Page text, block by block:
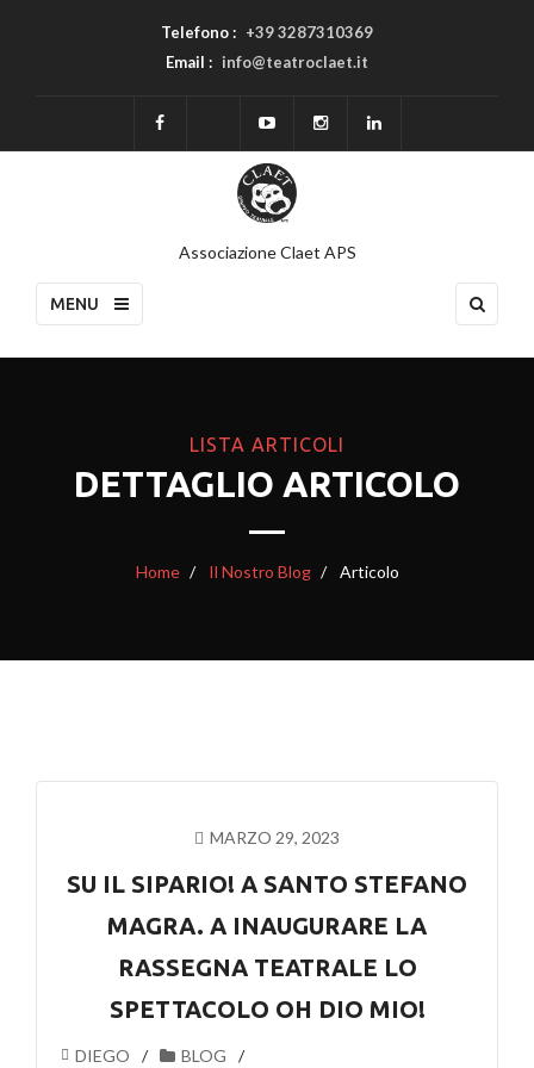
Telefono : +39 3287310369
Email : info@teatroclaet.it
Associazione Claet APS
MENU
LISTA ARTICOLI
DETTAGLIO ARTICOLO
Home Il Nostro Blog Articolo
MARZO 29, 2023
SU IL SIPARIO! A SANTO STEFANO
MAGRA. A INAUGURARE LA
RASSEGNA TEATRALE LO
SPETTACOLO OH DIO MIO!
DIEGO
BLOG